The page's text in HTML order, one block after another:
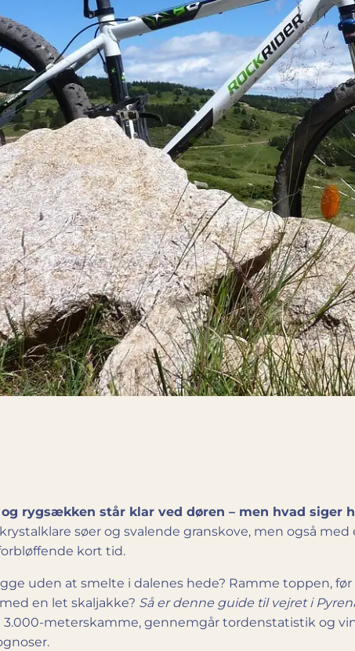
og rygsækken står klar ved døren – men hvad siger
søer og svalende gran­skove, men også
kort tid.
uden at smelte i dalenes hede? Ramme toppen,
en let skaljakke? Så er denne guide til vejret i
3.000-meters­kamme, gennemgår tordenstatistik og